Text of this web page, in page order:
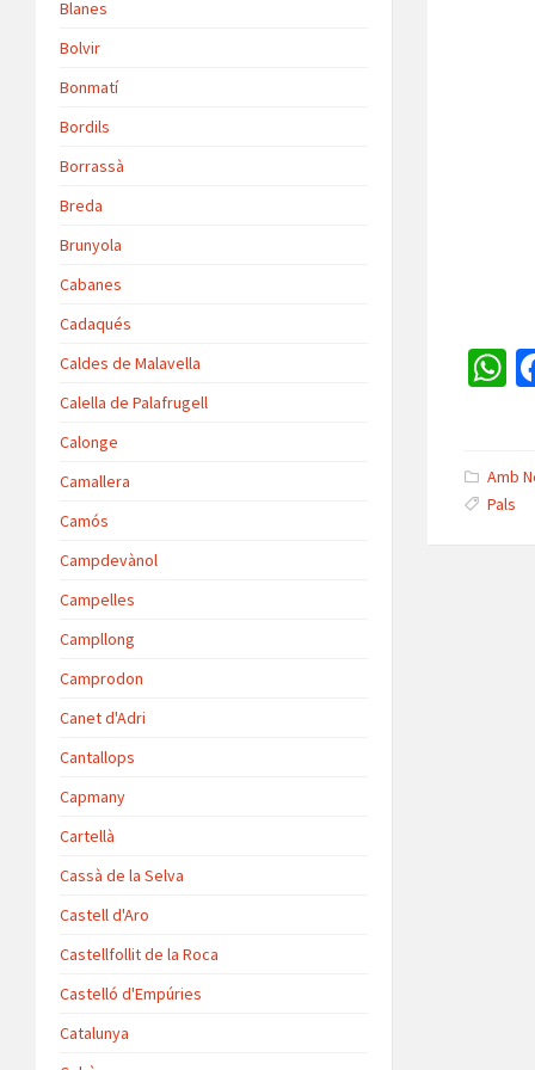
p
p
Amb
Pals
Blanes
Bolvir
Bonmatí
Bordils
Borrassà
Breda
Brunyola
Cabanes
Cadaqués
Caldes de Malavella
Calella de Palafrugell
Calonge
Camallera
Camós
Campdevànol
Campelles
Campllong
Camprodon
Canet d'Adri
Cantallops
Capmany
Cartellà
Cassà de la Selva
Castell d'Aro
Castellfollit de la Roca
Castelló d'Empúries
Catalunya